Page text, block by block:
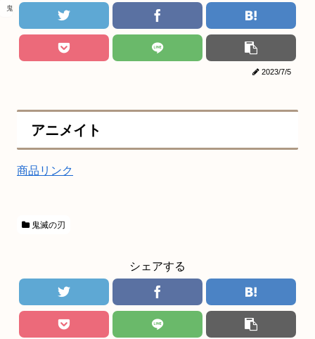
鬼滅の刃
2023/7/5
アニメイト
商品リンク
鬼滅の刃
シェアする